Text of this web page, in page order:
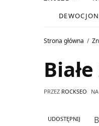
Strona główna
PRZEZ ROCKSEO NA
UDOSTĘPNIJ